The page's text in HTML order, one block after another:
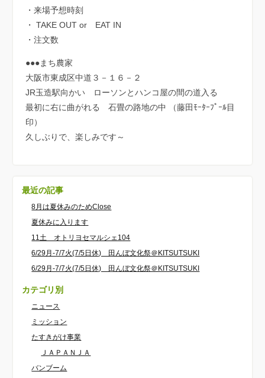
・来場予想時刻
・ TAKE OUT or EAT IN
・注文数
●●●まち農家
大阪市東成区中道３－１６－２
JR玉造駅向かい ローソンとハンコ屋の間の道入る
最初に右に曲がれる 石畳の路地の中 （藤田ﾓｰﾀｰﾌﾟｰﾙ目
印）
久しぶりで、楽しみです～
最近の記事
8月は夏休みのためClose
夏休みに入ります
11土 オトリヨセマルシェ104
6/29月-7/7火(7/5日休) 田んぼ文化祭＠KITSUTSUKI
6/29月-7/7火(7/5日休) 田んぼ文化祭＠KITSUTSUKI
カテゴリ別
ニュース
ミッション
たすきがけ事業
ＪＡＰＡＮＪＡ
バンブーム